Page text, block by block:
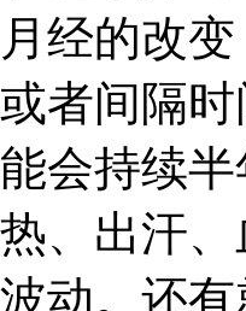
月经的改
或者间隔
能会持续
热、出汗
波动。还